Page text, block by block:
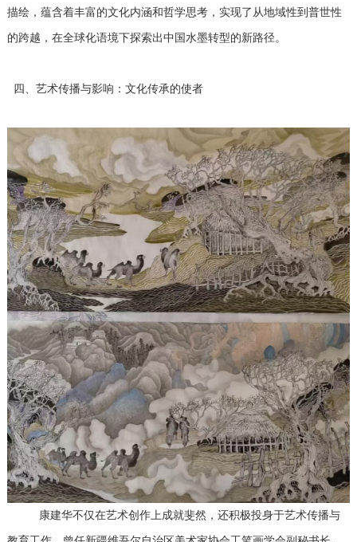
描绘，蕴含着丰富的文化内涵和哲学思考，实现了从地域性到普世性
的跨越，在全球化语境下探索出中国水墨转型的新路径。
四、艺术传播与影响：文化传承的使者
康建华不仅在艺术创作上成就斐然，还积极投身于艺术传播与